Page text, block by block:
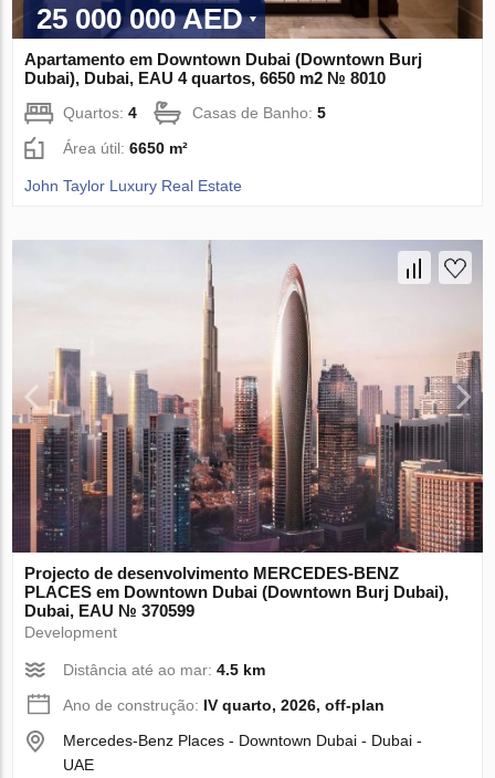
25 000 000 AED
Apartamento em Downtown Dubai (Downtown Burj
Dubai), Dubai, EAU 4 quartos, 6650 m2 № 8010
Quartos:4 Casas de Banho:5
Área útil:6650 m²
John Taylor Luxury Real Estate
Projecto de desenvolvimento MERCEDES-BENZ
PLACES em Downtown Dubai (Downtown Burj Dubai),
Dubai, EAU № 370599
Development
Distância até ao mar:4.5 km
Ano de construção: IV quarto, 2026, off-plan
Mercedes-Benz Places - Downtown Dubai - Dubai -
UAE